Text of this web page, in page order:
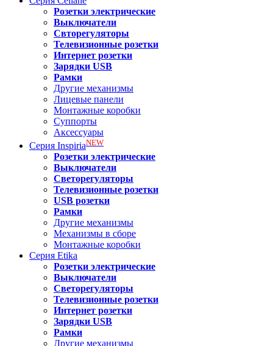
Розетки электрические
Выключатели
Свторегуляторы
Телевизионные розетки
Интернет розетки
Зарядки USB
Рамки
Другие механизмы
Лицевые панели
Монтажные коробки
Суппорты
Аксессуары
Серия InspiriaNEW
Розетки электрические
Выключатели
Светорегуляторы
Телевизионные розетки
USB розетки
Рамки
Другие механизмы
Механизмы в сборе
Монтажные коробки
Серия Etika
Розетки электрические
Выключатели
Светорегуляторы
Телевизионные розетки
Интернет розетки
Зарядки USB
Рамки
Другие механизмы